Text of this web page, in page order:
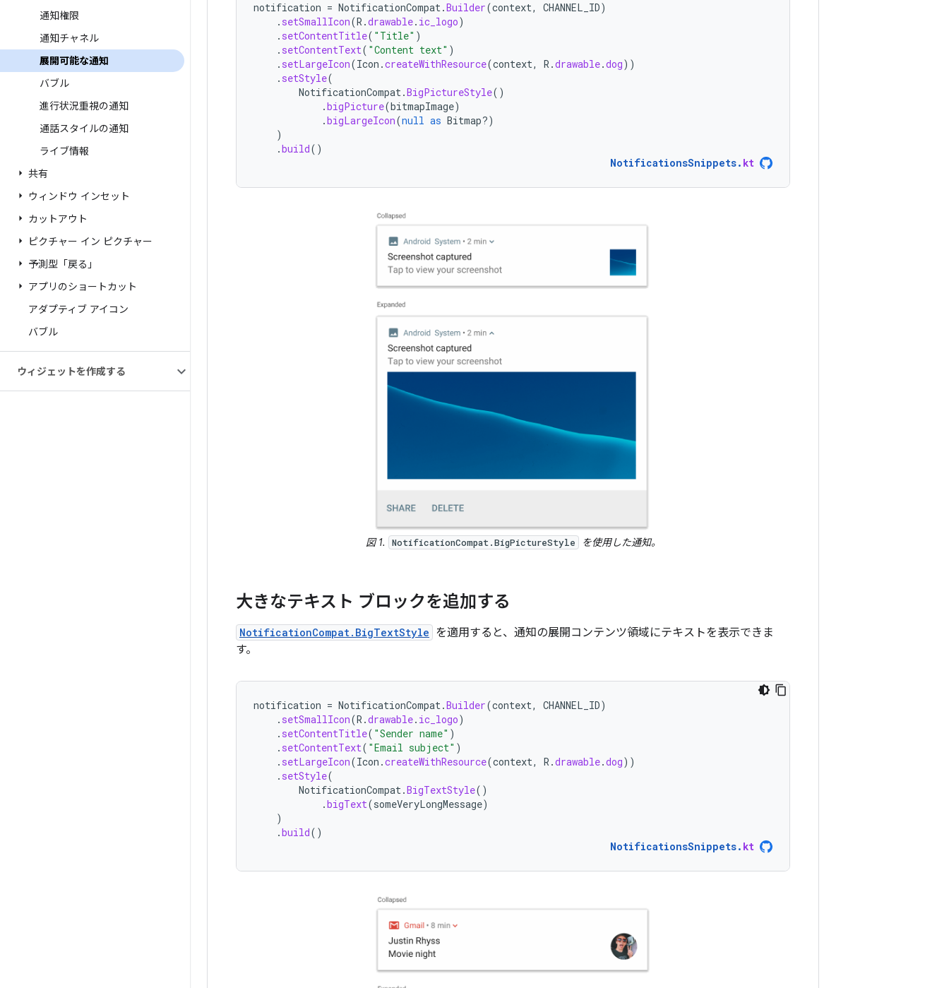
通知権限
通知チャネル
展開可能な通知
バブル
進行状況重視の通知
通話スタイルの通知
ライブ情報
共有
ウィンドウ インセット
カットアウト
ピクチャー イン ピクチャー
予測型「戻る」
アプリのショートカット
アダプティブ アイコン
バブル
ウィジェットを作成する
notification = NotificationCompat.Builder(context, CHANNEL_ID)
. setSmallIcon(R .drawable. ic_logo)
. setContentTitle( "Title" )
. setContentText( "Content text" )
. setLargeIcon(Icon .createWithResource(context, R .drawable.dog))
. setStyle(
NotificationCompat.BigPictureStyle()
.bigPicture(bitmapImage)
.bigLargeIcon(null as Bitmap?)
)
.build()
NotificationsSnippets. kt
図 1. NotificationCompat.BigPictureStyle を使用した通知。
大きなテキスト ブロックを追加する
NotificationCompat.BigTextStyle を適用すると、通知の展開コンテンツ領域にテキストを表示できま
す。
notification = NotificationCompat.Builder(context, CHANNEL_ID)
. setSmallIcon(R .drawable. ic_logo)
. setContentTitle( "Sender name" )
. setContentText( "Email subject" )
. setLargeIcon(Icon .createWithResource(context, R .drawable.dog))
. setStyle(
NotificationCompat.BigTextStyle()
.bigText(someVeryLongMessage)
)
.build()
NotificationsSnippets. kt